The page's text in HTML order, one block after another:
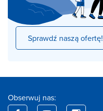
Sprawdź naszą ofertę!
Obserwuj nas: